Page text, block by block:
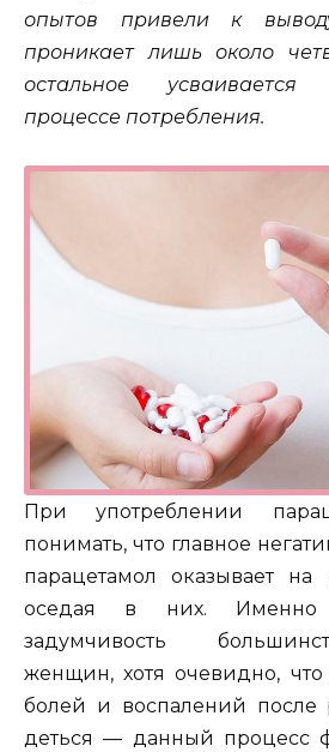
опытов привели к
проникает лишь около
остальное
процессе потребления.
При употреблении
понимать, что главное
парацетамол оказывает
оседая в них.
задумчивость
женщин, хотя очевидно,
болей и воспалений после
деться — данный процесс